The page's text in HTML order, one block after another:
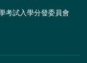
考試入學分發委員會